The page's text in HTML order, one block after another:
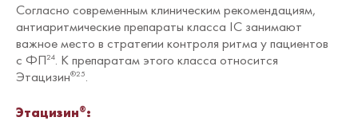
Согласно современным клиническим рекомендациям,
антиаритмические препараты класса IC занимают
важное место в стратегии контроля ритма у пациентов
с ФП24. К препаратам этого класса относится
Этацизин®25.
Этацизин®: